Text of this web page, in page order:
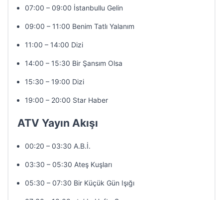
07:00 – 09:00 İstanbullu Gelin
09:00 – 11:00 Benim Tatlı Yalanım
11:00 – 14:00 Dizi
14:00 – 15:30 Bir Şansım Olsa
15:30 – 19:00 Dizi
19:00 – 20:00 Star Haber
ATV Yayın Akışı
00:20 – 03:30 A.B.İ.
03:30 – 05:30 Ateş Kuşları
05:30 – 07:30 Bir Küçük Gün Işığı